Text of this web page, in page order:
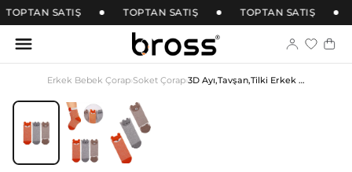
TOPTAN SATIŞ TOPTAN SATIŞ TOPTAN SATIŞ
Erkek Bebek Çorap›Soket Çorap› 3D Ayı,Tavşan,Tilki Erkek Bebek Soket